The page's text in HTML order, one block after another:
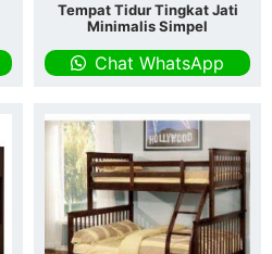
Tempat Tidur Tingkat Jati
Minimalis Simpel
Chat WhatsApp